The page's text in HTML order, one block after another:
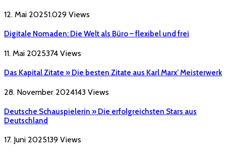
12. Mai 20251.029 Views
Digitale Nomaden: Die Welt als Büro – flexibel und frei
11. Mai 2025374 Views
Das Kapital Zitate » Die besten Zitate aus Karl Marx’ Meisterwerk
28. November 2024143 Views
Deutsche Schauspielerin » Die erfolgreichsten Stars aus
Deutschland
17. Juni 2025139 Views